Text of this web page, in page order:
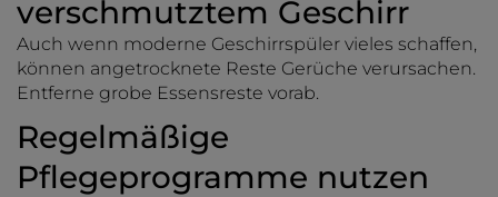
verschmutztem Geschirr
Auch wenn moderne Geschirrspüler vieles schaffen,
können angetrocknete Reste Gerüche verursachen.
Entferne grobe Essensreste vorab.
Regelmäßige
Pflegeprogramme nutzen